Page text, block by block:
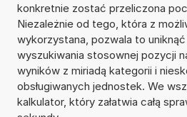
konkretnie zostać przeliczona
Niezależnie od tego, która z
wykorzystana, pozwala to
wyszukiwania stosownej pozycji
wyników z miriadą kategorii i
obsługiwanych jednostek. We
kalkulator, który załatwia całą